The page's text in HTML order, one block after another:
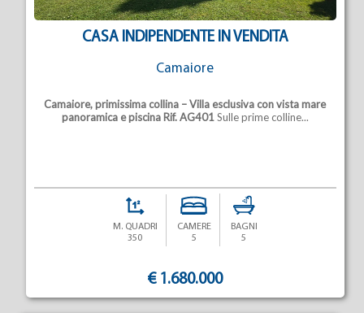
CASA INDIPENDENTE IN VENDITA
Camaiore
Camaiore, primissima collina – Villa esclusiva con vista mare
panoramica e piscina Rif. AG401Sulle prime colline...
M. QUADRI
350
CAMERE
5
BAGNI
5
€ 1.680.000